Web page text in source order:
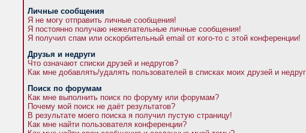
Личные сообщения
Я не могу отправить личные сообщения!
Я постоянно получаю нежелательные личные сообщения!
Я получил спам или оскорбительный email от кого-то с этой конференции!
Друзья и недруги
Что означают списки друзей и недругов?
Как мне добавлять/удалять пользователей в списках моих друзей и
Поиск по форумам
Как мне выполнить поиск по форуму или форумам?
Почему мой поиск не даёт результатов?
В результате моего поиска я получил пустую страницу!
Как мне найти пользователя конференции?